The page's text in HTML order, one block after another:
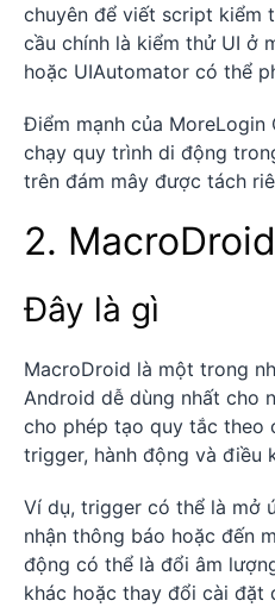
chuyên để viết script kiểm
cầu chính là kiểm thử UI ở
hoặc UIAutomator có thể
Điểm mạnh của MoreLogin
chạy quy trình di động
trên đám mây được tách
2. MacroDroid
Đây là gì
MacroDroid là một trong
Android dễ dùng nhất cho
cho phép tạo quy tắc theo
trigger, hành động và điều
Ví dụ, trigger có thể là mở
nhận thông báo hoặc đến
động có thể là đổi âm
khác hoặc thay đổi cài đặt